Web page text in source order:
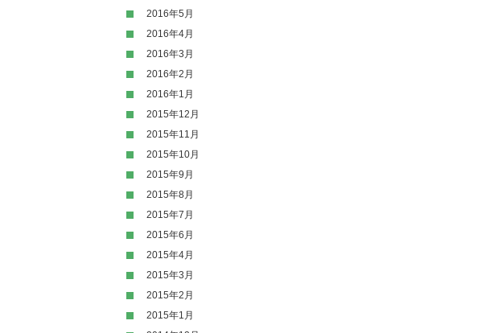
2016年5月
2016年4月
2016年3月
2016年2月
2016年1月
2015年12月
2015年11月
2015年10月
2015年9月
2015年8月
2015年7月
2015年6月
2015年4月
2015年3月
2015年2月
2015年1月